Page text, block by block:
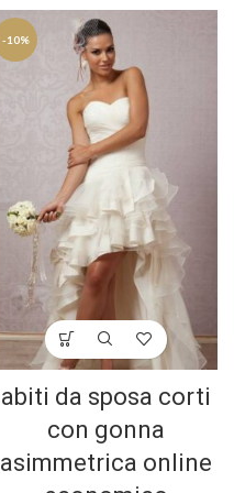
-10%
abiti da sposa corti
con gonna
asimmetrica online